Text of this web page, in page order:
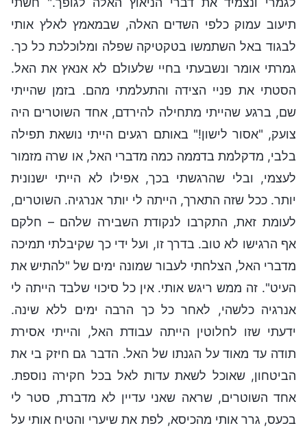
תיעוב עמוק כלפי השדים האלה, שבמאמץ לאלץ אותי
לבגוד באל השתמשו בטקטיקה שפלה ומלוכלכת כל כך.
גמרתי אומר ונשבעתי בחיי שלעולם לא אנאץ את האל.
הסטתי את פניי הצידה והתעלמתי מהם. בזמן שהייתי
שם, ברגע שהייתי מתחילה להירדם, אחד השוטרים היה
צועק, "אסור לישון!" באותם רגעים הייתי נושאת תפילה
בלבי, מדקלמת בדממה כמה מדברי האל, או שרה מזמור
לעצמי, ובלי שהרגשתי בכך, אפילו לא הייתי ישנונית
יותר. ככל שזה התארך, הייתה לי יותר אנרגיה. השוטרים,
לעומת זאת, התקרבו לנקודת השבירה שלהם – חלקם
אף הרגישו לא טוב. בדרך זו, ועל ידי כך שקיבלתי תמיכה
מדברי האל, הצלחתי לעבור שמונה ימים של "להתיש את
העיט". זה ממש ריגש אותי. אין כל סיכוי שלבד הייתה לי
אנרגיה כלשהי, לאחר כל כך הרבה ימים ללא שינה.
ידעתי שזו לחלוטין הייתה עבודת האל, והייתי אסירת
תודה עד מאוד על הגנתו של האל. הדבר גם חיזק בי את
הביטחון, שאוכל לשאת עדות לאל בכל חקירה נוספת.
אחד השוטרים, שראה שאני עדיין לא מדברת, סטר לי
בכעס, גרר אותי מהכיסא, לפת את שיערי והטיח אותי על